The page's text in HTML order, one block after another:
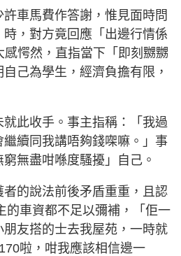
車馬費作答謝，惟見面時問
，對方竟回應「出邊行情係
愕然，直指當下「即刻嬲嬲
己為學生，經濟負擔有限，
此收手。事主指稱：「我過
續同我講唔夠錢㗎嘛。」事
無盡咁喺度騷擾」自己。
者的說法前後矛盾重重，且認
的車資都不足以彌補，「佢一
友搭的士去我屋苑，一時就
啦，咁我應該相信邊一